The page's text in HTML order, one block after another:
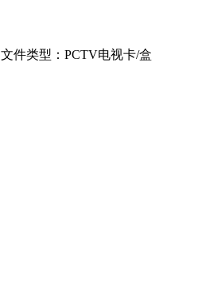
文件类型：PCTV电视卡/盒